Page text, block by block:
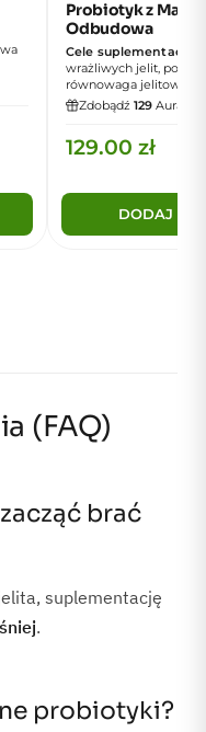
Probiotyk z
Odbudowa
Cele
wrażliwych jelit,
równowaga jelitowa
Zdobądź129 Aura
129.00zł
DODAJ DO
(FAQ)
brać
suplementację
.
probiotyki?